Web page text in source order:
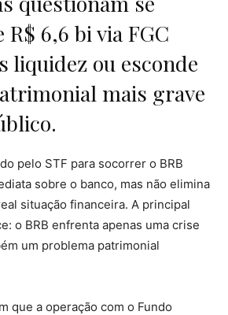
R$ 6,6 bi via FGC
liquidez ou esconde
mais grave
pelo STF para socorrer o BRB
sobre o banco, mas não elimina
situação financeira. A principal
o BRB enfrenta apenas uma crise
um problema patrimonial
que a operação com o Fundo